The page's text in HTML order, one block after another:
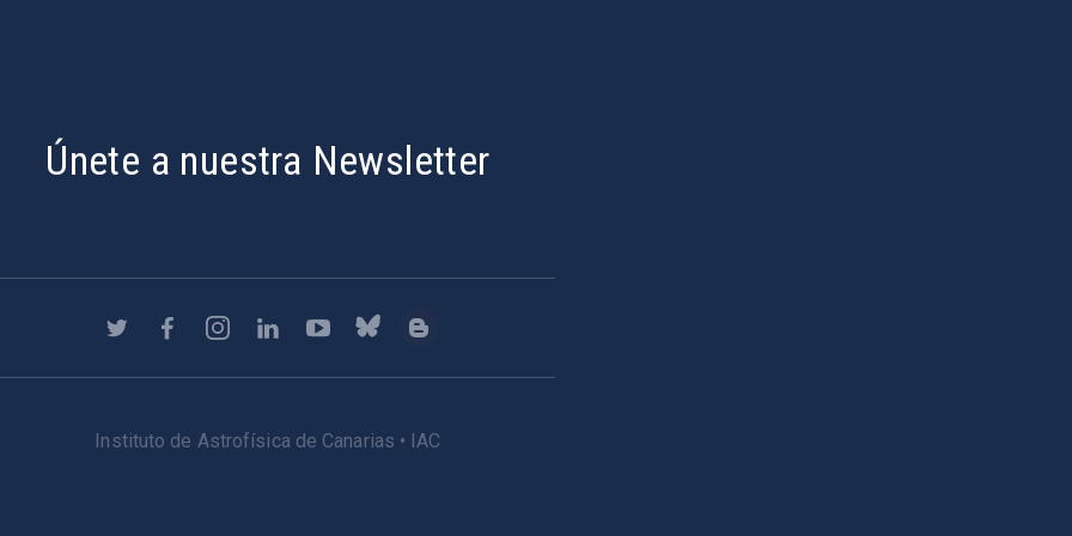
Únete a nuestra Newsletter
Instituto de Astrofísica de Canarias • IAC